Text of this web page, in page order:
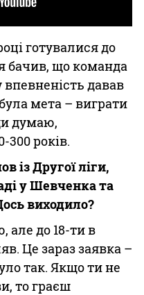
готувалися до
бачив, що команда
впевненість давав
мета – виграти
думаю,
300 років.
із Другої ліги,
у Шевченка та
виходило?
але до 18-ти в
Це зараз заявка –
так. Якщо ти не
то граєш